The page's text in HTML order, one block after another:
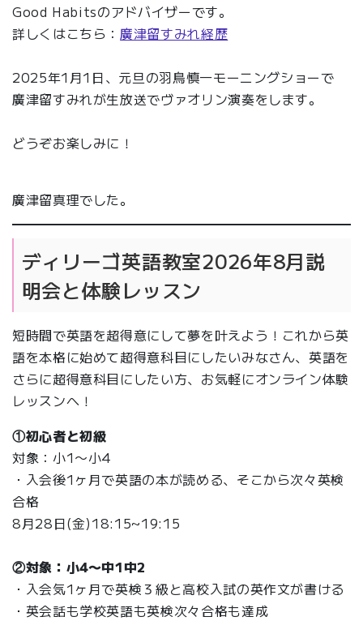
Good Habitsのアドバイザーです。
詳しくはこちら：廣津留すみれ経歴
2025年1月1日、元旦の羽鳥慎一モーニングショーで
廣津留すみれが生放送でヴァオリン演奏をします。
どうぞお楽しみに！
廣津留真理でした。
ディリーゴ英語教室2026年8月説
明会と体験レッスン
短時間で英語を超得意にして夢を叶えよう！これから英
語を本格に始めて超得意科目にしたいみなさん、英語を
さらに超得意科目にしたい方、お気軽にオンライン体験
レッスンへ！
①初心者と初級
対象：小1〜小4
・入会後1ヶ月で英語の本が読める、そこから次々英検
合格
8月28日(金)18:15~19:15
②対象：小4〜中1中2
・入会気1ヶ月で英検３級と高校入試の英作文が書ける
・英会話も学校英語も英検次々合格も達成